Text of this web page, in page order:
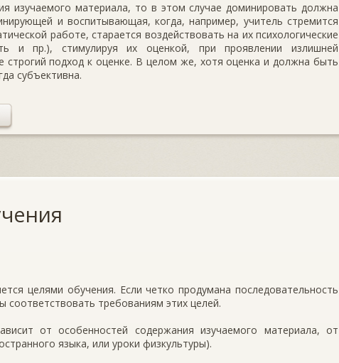
изучаемого материала, то в этом случае доминировать должна
и воспитывающая, когда, например, учитель стремится
работе, старается воздействовать на их психологические
и пр.), стимулируя их оценкой, при проявлении излишней
строгий подход к оценке. В целом же, хотя оценка и должна быть
субъективна.
целями обучения. Если четко продумана последовательность
требованиям этих целей.
от особенностей содержания изучаемого материала, от
языка, или уроки физкультуры).